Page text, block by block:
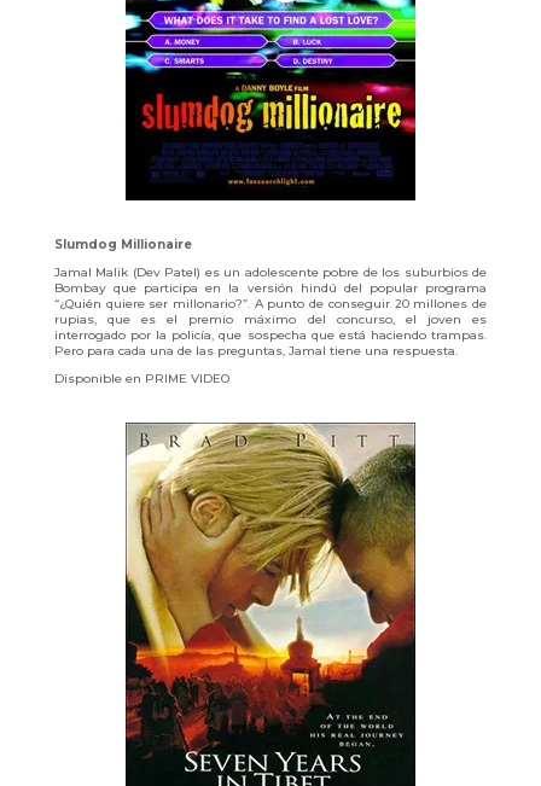
Slumdog Millionaire
Jamal Malik (Dev Patel) es un adolescente pobre de los suburbios de
Bombay que participa en la versión hindú del popular programa
“¿Quién quiere ser millonario?”. A punto de conseguir 20 millones de
rupias, que es el premio máximo del concurso, el joven es
interrogado por la policía, que sospecha que está haciendo trampas.
Pero para cada una de las preguntas, Jamal tiene una respuesta.
Disponible en PRIME VIDEO